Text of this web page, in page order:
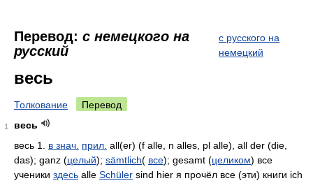
Перевод: с немецкого на
русский
с русского на
немецкий
весь
Толкование Перевод
1
весь
весь 1. в знач. прил. all(er) (f alle, n alles, pl alle), all der (die,
das); ganz (целый); sämtlich( все); gesamt (целиком) все
ученики здесь alle Schüler sind hier я прочёл все (эти) книги ich